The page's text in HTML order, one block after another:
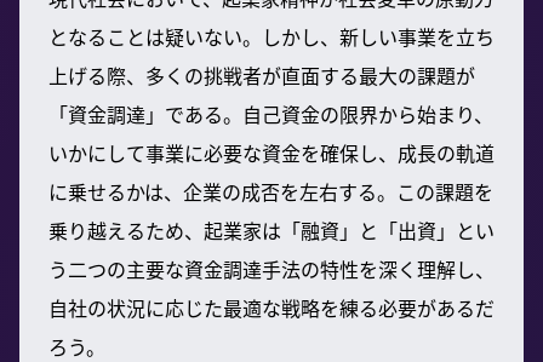
となることは疑いない。しかし、新しい事業を立ち
上げる際、多くの挑戦者が直面する最大の課題が
「資金調達」である。自己資金の限界から始まり、
いかにして事業に必要な資金を確保し、成長の軌道
に乗せるかは、企業の成否を左右する。この課題を
乗り越えるため、起業家は「融資」と「出資」とい
う二つの主要な資金調達手法の特性を深く理解し、
自社の状況に応じた最適な戦略を練る必要があるだ
ろう。